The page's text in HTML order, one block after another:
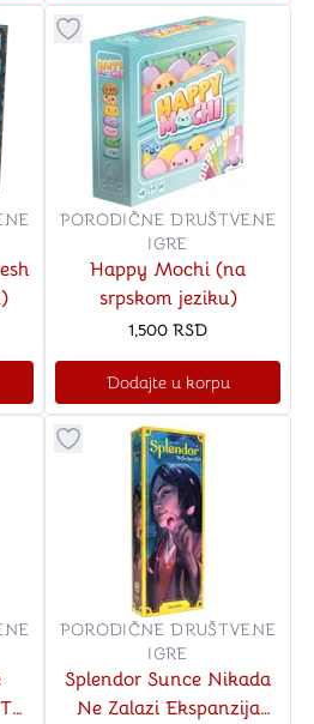
stvari u kategoriju omiljeno
Dugme za dodavanje stvari
PORODIČNE DRUŠTVENE
IGRE
Happy Mochi (na
srpskom jeziku)
1,500 RSD
Dodajte u korpu
u kategoriju omiljeno
Dugme za dodavanje stvari
PORODIČNE DRUŠTVENE
IGRE
Splendor Sunce Nikada
Ne Zalazi Ekspanzija